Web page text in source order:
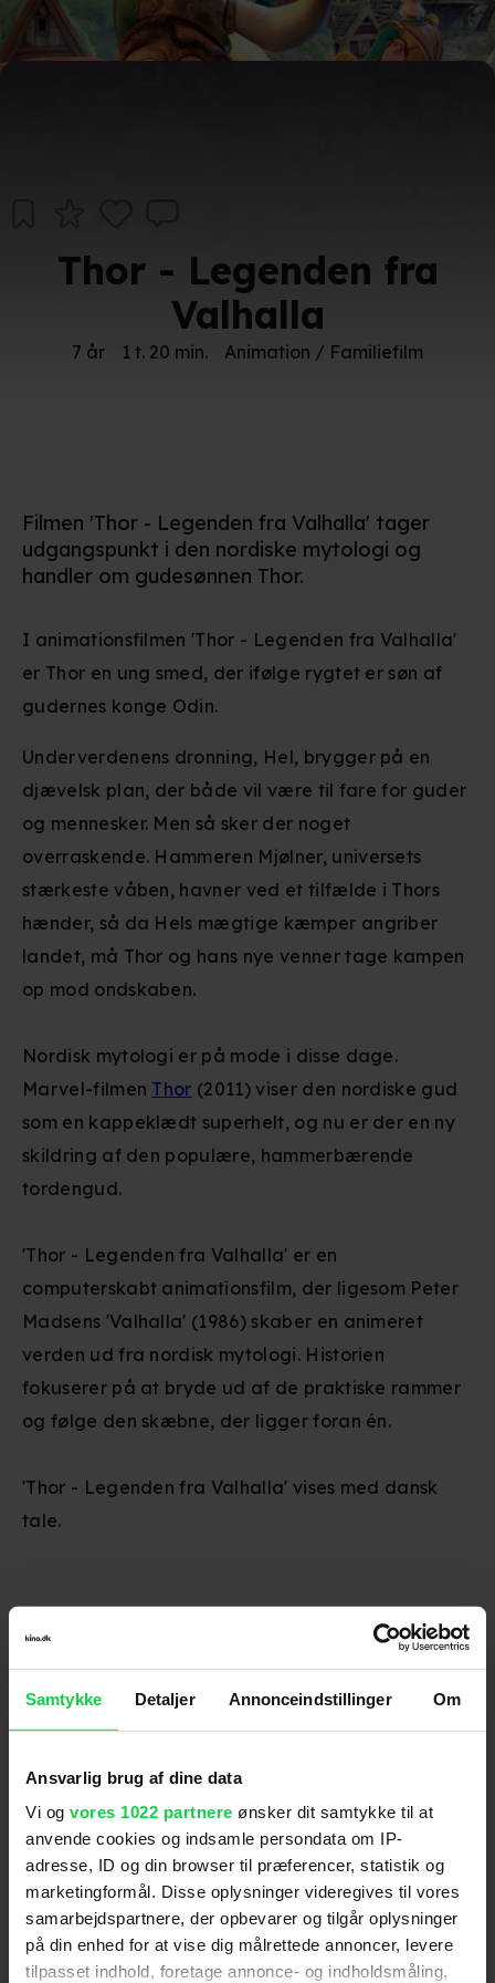
Samtykke Detaljer Annonceindstillinger Om
Ansvarlig brug af dine data
Vi og vores 1022 partnere ønsker dit samtykke til at
anvende cookies og indsamle persondata om IP-
adresse, ID og din browser til præferencer, statistik og
marketingformål. Disse oplysninger videregives til vores
samarbejdspartnere, der opbevarer og tilgår oplysninger
på din enhed for at vise dig målrettede annoncer, levere
tilpasset indhold, foretage annonce- og indholdsmåling,
Thor - Legenden fra
Valhalla
7 år 1 t. 20 min. Animation / Familiefilm
Nis Bank-
Mikkelsen
Nicolaj Kopernikus,Henrik
Koefoed,Ditte Hansen
Genre:Animation / Familiefilm
Instruktion:Óskar Jónasson,Toby Genkel,Gunnar
Aldersmærke
Distributør: Nordisk Film
Filmen 'Thor - Legenden fra Valhalla' tager
udgangspunkt i den nordiske mytologi og
handler om gudesønnen Thor.
I animationsfilmen 'Thor - Legenden fra Valhalla'
er Thor en ung smed, der ifølge rygtet er søn af
gudernes konge Odin.
Underverdenens dronning, Hel, brygger på en
djævelsk plan, der både vil være til fare for guder
og mennesker. Men så sker der noget
overraskende. Hammeren Mjølner, universets
stærkeste våben, havner ved et tilfælde i Thors
hænder, så da Hels mægtige kæmper angriber
landet, må Thor og hans nye venner tage kampen
op mod ondskaben.
Nordisk mytologi er på mode i disse dage.
Marvel-filmen Thor (2011) viser den nordiske gud
som en kappeklædt superhelt, og nu er der en ny
skildring af den populære, hammerbærende
tordengud.
'Thor - Legenden fra Valhalla' er en
computerskabt animationsfilm, der ligesom Peter
Madsens 'Valhalla' (1986) skaber en animeret
verden ud fra nordisk mytologi. Historien
fokuserer på at bryde ud af de praktiske rammer
og følge den skæbne, der ligger foran én.
'Thor - Legenden fra Valhalla' vises med dansk
tale.